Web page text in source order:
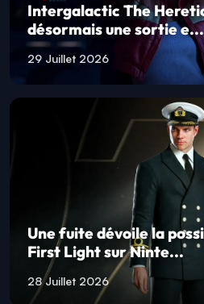
Intergalactic The
désormais une sortie e...
29 Juillet 2026
Une fuite dévoile la
First Light sur Ninte...
28 Juillet 2026